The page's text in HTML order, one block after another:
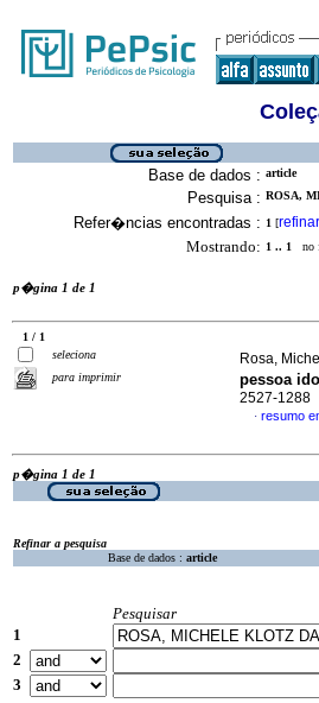
Base de dados : article
Pesquisa : ROSA,
Refer�ncias encontradas : 1 [refinar
Mostrando: 1 .. 1 no
p�gina 1 de 1
1 / 1
seleciona
para imprimir
Rosa,
pessoa
2527-1288
· resumo
p�gina 1 de 1
Refinar a pesquisa
Base de dados : article
Pesquisar
1
2
3